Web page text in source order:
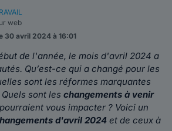
web
30 avril 2024 à 16:01
de l'année, le mois d'avril 2024 a
Qu’est-ce qui a changé pour les
sont les réformes marquantes
sont les changements à venir
vous impacter ? Voici un
d'avril 2024 et de ceux à